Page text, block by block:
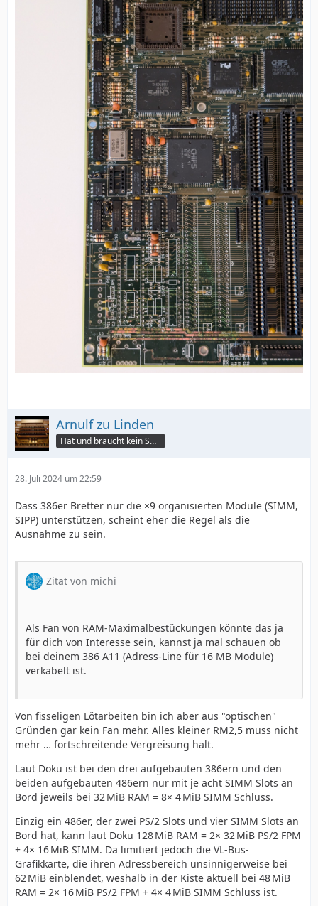
Arnulf zu Linden
Hat und braucht kein Smartphone!
28. Juli 2024 um 22:59
Dass 386er Bretter nur die ×9 organisierten Module (SIMM,
SIPP) unterstützen, scheint eher die Regel als die
Ausnahme zu sein.
Zitat von michi
Als Fan von RAM-Maximalbestückungen könnte das ja
für dich von Interesse sein, kannst ja mal schauen ob
bei deinem 386 A11 (Adress-Line für 16 MB Module)
verkabelt ist.
Von fisseligen Lötarbeiten bin ich aber aus "optischen"
Gründen gar kein Fan mehr. Alles kleiner RM2,5 muss nicht
mehr … fortschreitende Vergreisung halt.
Laut Doku ist bei den drei aufgebauten 386ern und den
beiden aufgebauten 486ern nur mit je acht SIMM Slots an
Bord jeweils bei 32 MiB RAM = 8× 4 MiB SIMM Schluss.
Einzig ein 486er, der zwei PS/2 Slots und vier SIMM Slots an
Bord hat, kann laut Doku 128 MiB RAM = 2× 32 MiB PS/2 FPM
+ 4× 16 MiB SIMM. Da limitiert jedoch die VL-Bus-
Grafikkarte, die ihren Adressbereich unsinnigerweise bei
62 MiB einblendet, weshalb in der Kiste aktuell bei 48 MiB
RAM = 2× 16 MiB PS/2 FPM + 4× 4 MiB SIMM Schluss ist.